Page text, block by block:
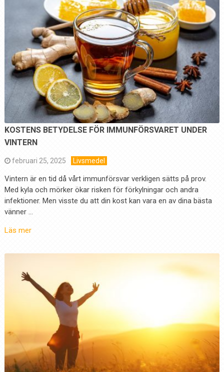
KOSTENS BETYDELSE FÖR IMMUNFÖRSVARET UNDER
VINTERN
februari 25, 2025 Livsmedel
Vintern är en tid då vårt immunförsvar verkligen sätts på prov.
Med kyla och mörker ökar risken för förkylningar och andra
infektioner. Men visste du att din kost kan vara en av dina bästa
vänner …
Läs mer